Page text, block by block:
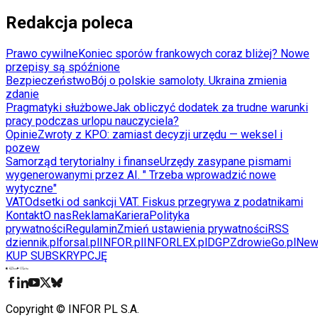
Redakcja poleca
Prawo cywilneKoniec sporów frankowych coraz bliżej? Nowe
przepisy są spóźnione
BezpieczeństwoBój o polskie samoloty. Ukraina zmienia
zdanie
Pragmatyki służboweJak obliczyć dodatek za trudne warunki
pracy podczas urlopu nauczyciela?
OpinieZwroty z KPO: zamiast decyzji urzędu — weksel i
pozew
Samorząd terytorialny i finanseUrzędy zasypane pismami
wygenerowanymi przez AI. " Trzeba wprowadzić nowe
wytyczne"
VATOdsetki od sankcji VAT. Fiskus przegrywa z podatnikami
KontaktO nas ReklamaKarieraPolityka
prywatnościRegulaminZmień ustawienia prywatnościRSS
dziennik.pl forsal.pl INFOR.pl INFORLEX.pl DGPZdrowieGo.pl
KUP SUBSKRYPCJĘ
Copyright © INFOR PL S.A.